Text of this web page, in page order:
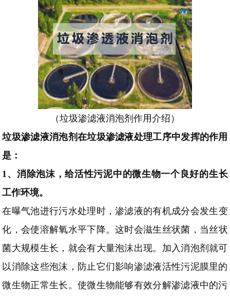
（垃圾渗滤液消泡剂作用介绍）
垃圾渗滤液消泡剂在垃圾渗滤液处理工序中发挥的作用
是：
1、 消除泡沫，给活性污泥中的微生物一个良好的生长
工作环境。
在曝气池进行污水处理时，渗滤液的有机成分会发生变
化，会使溶解氧水平下降。这时会滋生丝状菌， 当丝状
菌大规模生长，就会有大量泡沫出现。加入消泡剂就可
以消除这些泡沫，防止它们影响渗滤液活性污泥膜里的
微生物正常生长。使微生物能够有效分解渗滤液中的污